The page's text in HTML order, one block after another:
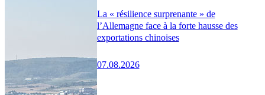
La « résilience surprenante » de
l’Allemagne face à la forte hausse des
exportations chinoises
07.08.2026